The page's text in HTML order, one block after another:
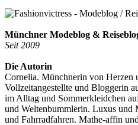
Münchner Modeblog &
Seit 2009
Die Autorin
Cornelia. Münchnerin von Herzen
Vollzeitangestellte und Bloggerin
im Alltag und Sommerkleidchen
und Weltenbummlerin. Luxus und
und Fahrradfahren. Mathe-affin